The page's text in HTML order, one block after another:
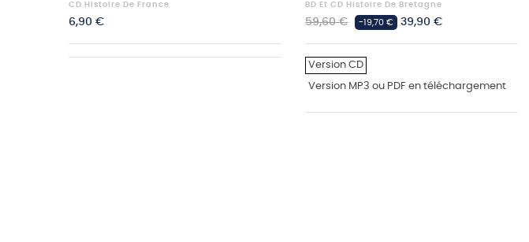
CD Histoire De France
Prix
6,90 €
BD Et CD Histoire De Bretagne
Prix
59,60 € -19,70 € Prix
39,90 €
Version CD
Version MP3 ou PDF en téléchargement